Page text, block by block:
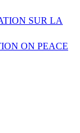
SUR LA
ON PEACE